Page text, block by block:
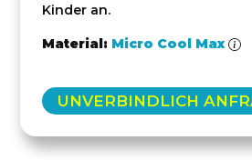
Kinder an.
Material: Micro Cool Max
UNVERBINDLICH